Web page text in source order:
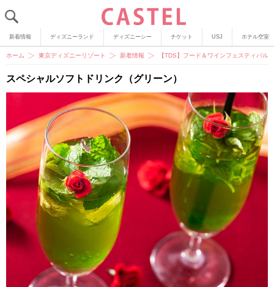
新着情報 ディズニーランド ディズニーシー チケット USJ ホテル空室
ホーム 東京ディズニーリゾート 新着情報 【TDS】フード＆ワインフェスティバ
スペシャルソフトドリンク（グリーン）